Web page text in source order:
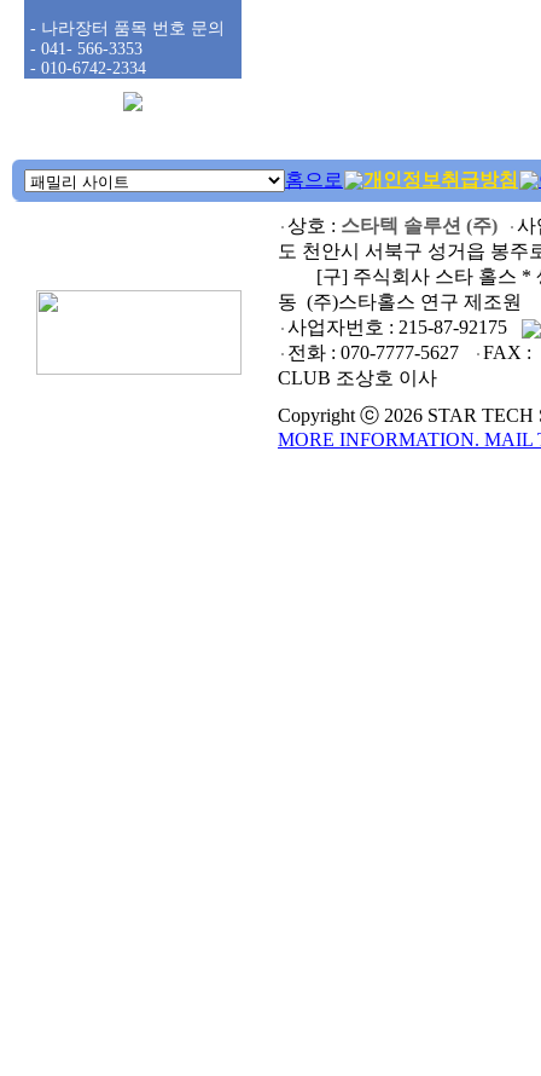
- 나라장터 품목 번호 문의
- 041- 566-3353
- 010-6742-2334
홈으로 개인정보취급방침
상호 : 스타텍 솔루션 (주)
사
도 천안시 서북구 성거읍 봉주
[구] 주식회사 스타 홀스 * 생
동 (주)스타홀스 연구 제조원
사업자번호 : 215-87-92175
전화 : 070-7777-5627
FAX :
CLUB 조상호 이사
Copyright ⓒ 2026 STAR TECH
MORE INFORMATION. MAIL